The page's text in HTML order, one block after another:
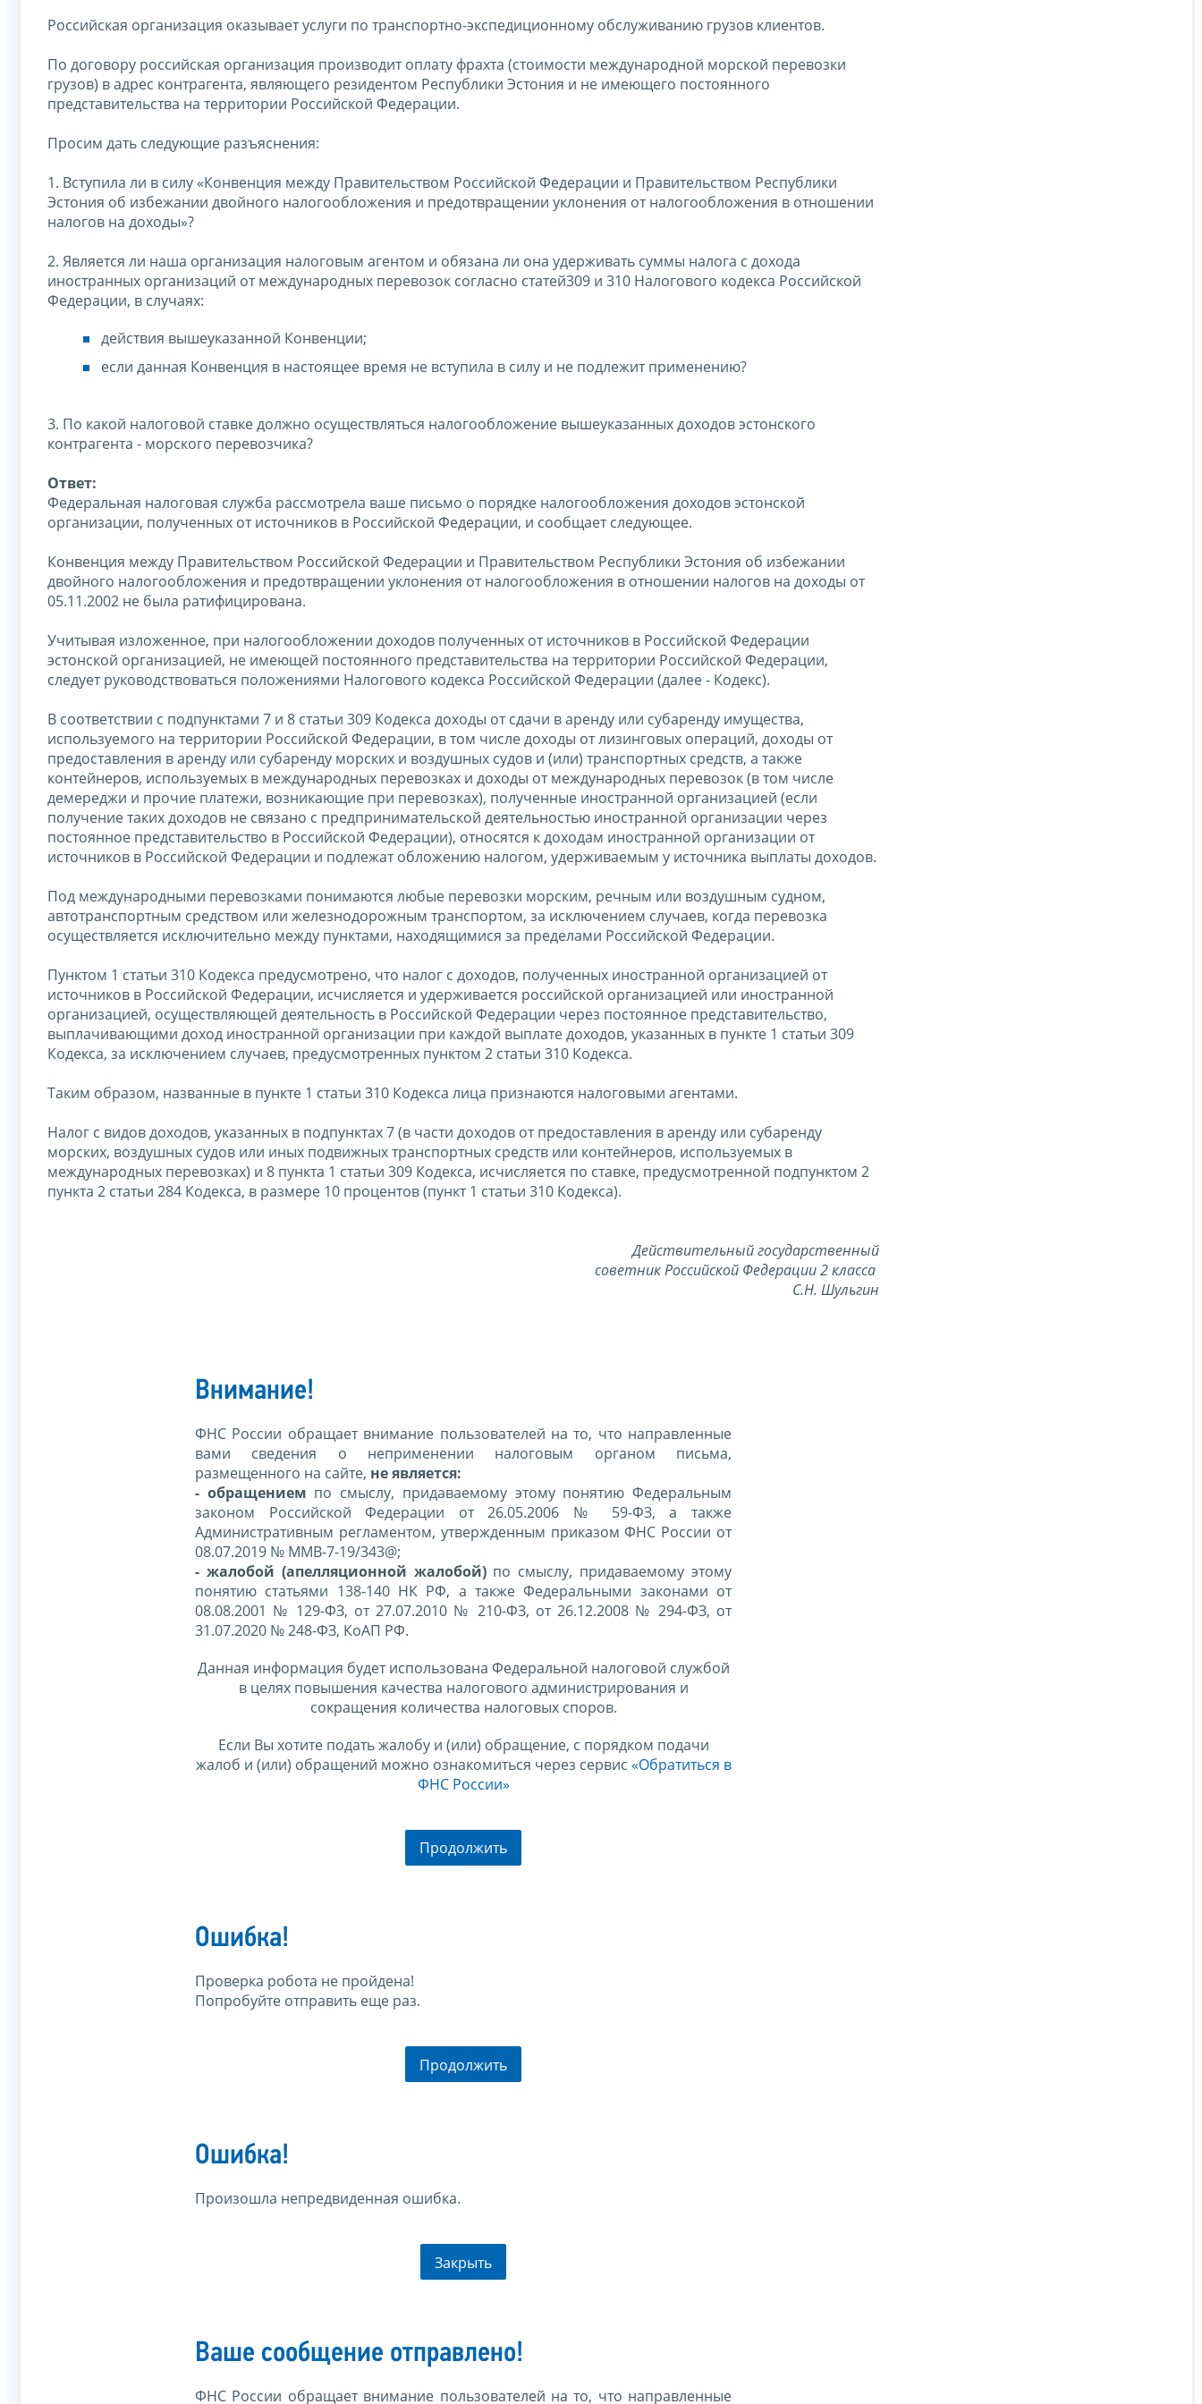
Российская организация оказывает услуги по транспортно-экспедиционному обслуживанию грузов клиентов.
По договору российская организация производит оплату фрахта (стоимости международной морской перевозки
грузов) в адрес контрагента, являющего резидентом Республики Эстония и не имеющего постоянного
представительства на территории Российской Федерации.
Просим дать следующие разъяснения:
1. Вступила ли в силу «Конвенция между Правительством Российской Федерации и Правительством Республики
Эстония об избежании двойного налогообложения и предотвращении уклонения от налогообложения в отношении
налогов на доходы»?
2. Является ли наша организация налоговым агентом и обязана ли она удерживать суммы налога с дохода
иностранных организаций от международных перевозок согласно статей309 и 310 Налогового кодекса Российской
Федерации, в случаях:
действия вышеуказанной Конвенции;
если данная Конвенция в настоящее время не вступила в силу и не подлежит применению?
3. По какой налоговой ставке должно осуществляться налогообложение вышеуказанных доходов эстонского
контрагента - морского перевозчика?
Ответ:
Федеральная налоговая служба рассмотрела ваше письмо о порядке налогообложения доходов эстонской
организации, полученных от источников в Российской Федерации, и сообщает следующее.
Конвенция между Правительством Российской Федерации и Правительством Республики Эстония об избежании
двойного налогообложения и предотвращении уклонения от налогообложения в отношении налогов на доходы от
05.11.2002 не была ратифицирована.
Учитывая изложенное, при налогообложении доходов полученных от источников в Российской Федерации
эстонской организацией, не имеющей постоянного представительства на территории Российской Федерации,
следует руководствоваться положениями Налогового кодекса Российской Федерации (далее - Кодекс).
В соответствии с подпунктами 7 и 8 статьи 309 Кодекса доходы от сдачи в аренду или субаренду имущества,
используемого на территории Российской Федерации, в том числе доходы от лизинговых операций, доходы от
предоставления в аренду или субаренду морских и воздушных судов и (или) транспортных средств, а также
контейнеров, используемых в международных перевозках и доходы от международных перевозок (в том числе
демереджи и прочие платежи, возникающие при перевозках), полученные иностранной организацией (если
получение таких доходов не связано с предпринимательской деятельностью иностранной организации через
постоянное представительство в Российской Федерации), относятся к доходам иностранной организации от
источников в Российской Федерации и подлежат обложению налогом, удерживаемым у источника выплаты доходов.
Под международными перевозками понимаются любые перевозки морским, речным или воздушным судном,
автотранспортным средством или железнодорожным транспортом, за исключением случаев, когда перевозка
осуществляется исключительно между пунктами, находящимися за пределами Российской Федерации.
Пунктом 1 статьи 310 Кодекса предусмотрено, что налог с доходов, полученных иностранной организацией от
источников в Российской Федерации, исчисляется и удерживается российской организацией или иностранной
организацией, осуществляющей деятельность в Российской Федерации через постоянное представительство,
выплачивающими доход иностранной организации при каждой выплате доходов, указанных в пункте 1 статьи 309
Кодекса, за исключением случаев, предусмотренных пунктом 2 статьи 310 Кодекса.
Таким образом, названные в пункте 1 статьи 310 Кодекса лица признаются налоговыми агентами.
Налог с видов доходов, указанных в подпунктах 7 (в части доходов от предоставления в аренду или субаренду
морских, воздушных судов или иных подвижных транспортных средств или контейнеров, используемых в
международных перевозках) и 8 пункта 1 статьи 309 Кодекса, исчисляется по ставке, предусмотренной подпунктом 2
пункта 2 статьи 284 Кодекса, в размере 10 процентов (пункт 1 статьи 310 Кодекса).
Действительный государственный
советник Российской Федерации 2 класса
С.Н. Шульгин
Внимание!
ФНС России обращает внимание пользователей на то, что направленные
вами сведения о неприменении налоговым органом письма,
размещенного на сайте, не является:
- обращением по смыслу, придаваемому этому понятию Федеральным
законом Российской Федерации от 26.05.2006 № 59-ФЗ, а также
Административным регламентом, утвержденным приказом ФНС России от
08.07.2019 № ММВ-7-19/343@;
- жалобой (апелляционной жалобой)по смыслу, придаваемому этому
понятию статьями 138-140 НК РФ, а также Федеральными законами от
08.08.2001 № 129-ФЗ, от 27.07.2010 № 210-ФЗ, от 26.12.2008 № 294-ФЗ, от
31.07.2020 № 248-ФЗ, КоАП РФ.
Данная информация будет использована Федеральной налоговой службой
в целях повышения качества налогового администрирования и
сокращения количества налоговых споров.
Если Вы хотите подать жалобу и (или) обращение, с порядком подачи
жалоб и (или) обращений можно ознакомиться через сервис «Обратиться в
ФНС России»
Продолжить
Ошибка!
Проверка робота не пройдена!
Попробуйте отправить еще раз.
Продолжить
Ошибка!
Произошла непредвиденная ошибка.
Закрыть
Ваше сообщение отправлено!
ФНС России обращает внимание пользователей на то, что направленные